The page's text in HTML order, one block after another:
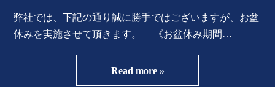
弊社では、下記の通り誠に勝手ではございますが、お盆
休みを実施させて頂きます。 《お盆休み期間…
Read more »